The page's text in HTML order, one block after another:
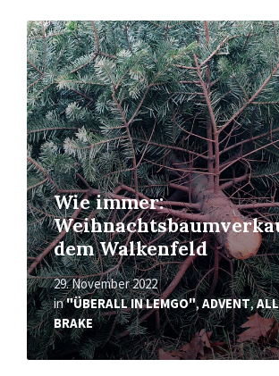
Wie immer:
dem Walkenfeld
29. November 2022
in"ÜBERALL IN LEMGO", ADVENT,
BRAKE
Mehr
erfahren